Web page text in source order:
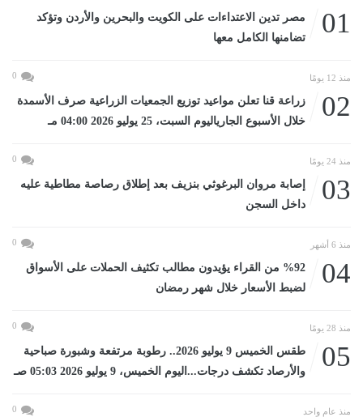
01
مصر تدين الاعتداءات على الكويت والبحرين والأردن وتؤكد
تضامنها الكامل معها
منذ 12 يومًا 0
02
زراعة قنا تعلن مواعيد توزيع الجمعيات الزراعية صرف الأسمدة
خلال الأسبوع الجارياليوم السبت، 25 يوليو 2026 04:00 مـ
منذ 24 يومًا 0
03
إصابة مروان البرغوثي بنزيف بعد إطلاق رصاصة مطاطية عليه
داخل السجن
منذ 6 أشهر 0
04
%92 من القراء يؤيدون مطالب تكثيف الحملات على الأسواق
لضبط الأسعار خلال شهر رمضان
منذ 28 يومًا 0
05
طقس الخميس 9 يوليو 2026.. رطوبة مرتفعة وشبورة صباحية
والأرصاد تكشف درجات...اليوم الخميس، 9 يوليو 2026 05:03 صـ
منذ عام واحد 0